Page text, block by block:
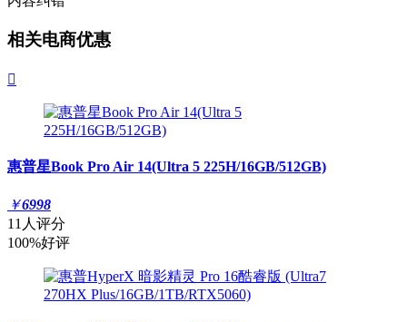
相关电商优惠

惠普星Book Pro Air 14(Ultra 5 225H/16GB/512GB)
￥6998
11人评分
100%好评